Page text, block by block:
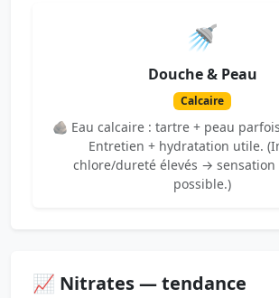
🚿
Douche & Peau
Calcaire
🪨 Eau calcaire : tartre + peau
Entretien + hydratation utile.
chlore/dureté élevés → sensation
possible.)
📈 Nitrates — tendance